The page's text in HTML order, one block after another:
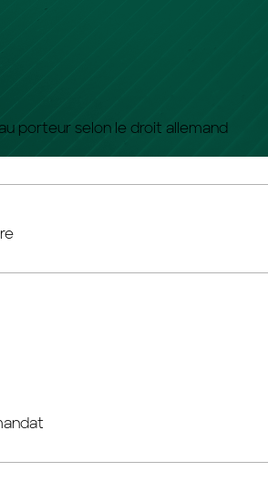
porteur selon le droit allemand